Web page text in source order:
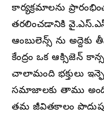
కార్యక్రమాలను
తరలించడానికి
ఆంబులెన్స్ ను
కేంద్రం ఒక ఆక్సిజెన్
చాలామంది భక్తులు
సమాజాలకు తాము
తమ జీవితకాలం